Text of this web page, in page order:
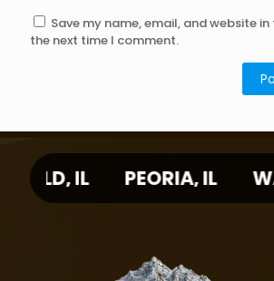
Save my name, email, and website
the next time I comment.
PEORIA, IL WAUKEGAN, IL